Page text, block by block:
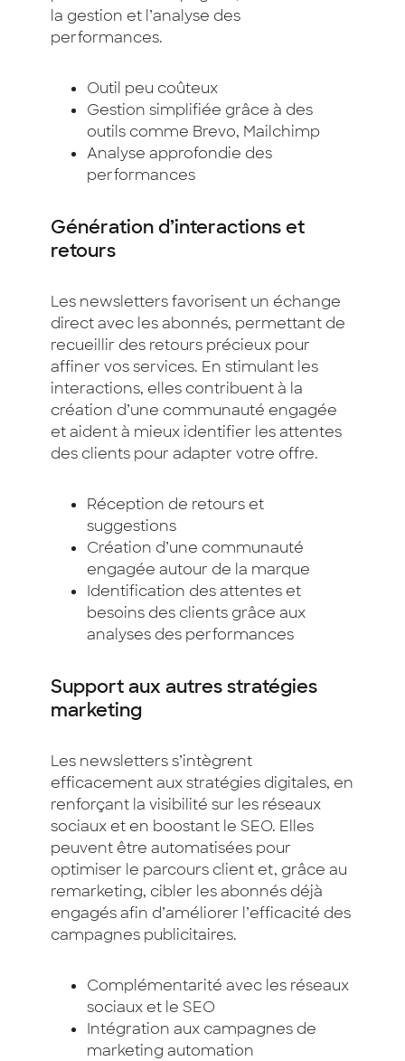
la gestion et l’analyse des
performances.
Outil peu coûteux
Gestion simplifiée grâce à des
outils comme Brevo, Mailchimp
Analyse approfondie des
performances
Génération d’interactions et
retours
Les newsletters favorisent un échange
direct avec les abonnés, permettant de
recueillir des retours précieux pour
affiner vos services. En stimulant les
interactions, elles contribuent à la
création d’une communauté engagée
et aident à mieux identifier les attentes
des clients pour adapter votre offre.
Réception de retours et
suggestions
Création d’une communauté
engagée autour de la marque
Identification des attentes et
besoins des clients grâce aux
analyses des performances
Support aux autres stratégies
marketing
Les newsletters s’intègrent
efficacement aux stratégies digitales, en
renforçant la visibilité sur les réseaux
sociaux et en boostant le SEO. Elles
peuvent être automatisées pour
optimiser le parcours client et, grâce au
remarketing, cibler les abonnés déjà
engagés afin d’améliorer l’efficacité des
campagnes publicitaires.
Complémentarité avec les réseaux
sociaux et le SEO
Intégration aux campagnes de
marketing automation